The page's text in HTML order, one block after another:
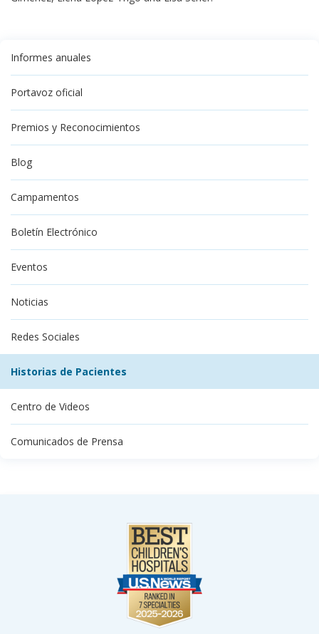
Informes anuales
Portavoz oficial
Premios y Reconocimientos
Blog
Campamentos
Boletín Electrónico
Eventos
Noticias
Redes Sociales
Historias de Pacientes
Centro de Videos
Comunicados de Prensa